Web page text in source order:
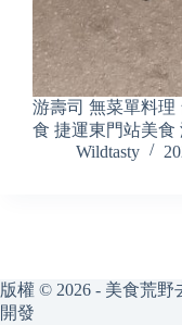
游壽司 無菜單料理
食 捷運東門站美
Wildtasty
版權 © 2026 - 美食荒野
開發